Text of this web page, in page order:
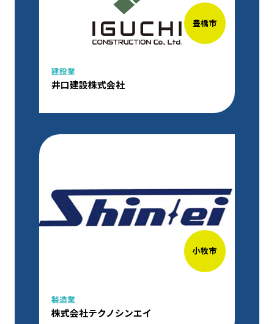
豊橋市
建設業
井口建設株式会社
小牧市
製造業
株式会社テクノシンエイ